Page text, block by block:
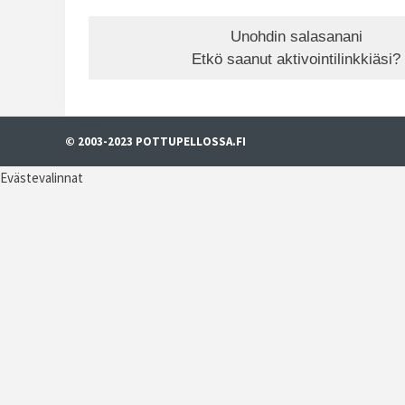
Unohdin salasanani
Etkö saanut aktivointilinkkiäsi?
© 2003-2023 POTTUPELLOSSA.FI
Evästevalinnat